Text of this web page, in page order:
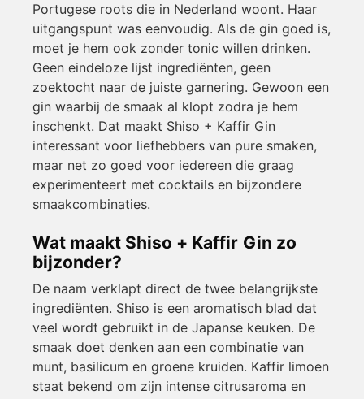
Portugese roots die in Nederland woont. Haar
uitgangspunt was eenvoudig. Als de gin goed is,
moet je hem ook zonder tonic willen drinken.
Geen eindeloze lijst ingrediënten, geen
zoektocht naar de juiste garnering. Gewoon een
gin waarbij de smaak al klopt zodra je hem
inschenkt. Dat maakt Shiso + Kaffir Gin
interessant voor liefhebbers van pure smaken,
maar net zo goed voor iedereen die graag
experimenteert met cocktails en bijzondere
smaakcombinaties.
Wat maakt Shiso + Kaffir Gin zo
bijzonder?
De naam verklapt direct de twee belangrijkste
ingrediënten. Shiso is een aromatisch blad dat
veel wordt gebruikt in de Japanse keuken. De
smaak doet denken aan een combinatie van
munt, basilicum en groene kruiden. Kaffir limoen
staat bekend om zijn intense citrusaroma en